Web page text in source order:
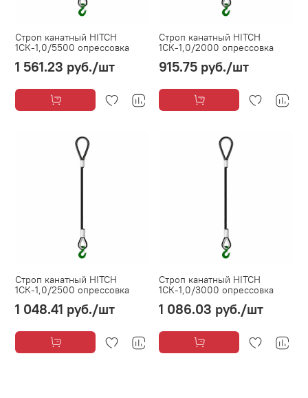
Строп канатный HITCH
1СК-1,0/5500 опрессовка
1 561.23 руб./шт
Строп канатный HITCH
1СК-1,0/2000 опрессовка
915.75 руб./шт
Строп канатный HITCH
1СК-1,0/2500 опрессовка
1 048.41 руб./шт
Строп канатный HITCH
1СК-1,0/3000 опрессовка
1 086.03 руб./шт